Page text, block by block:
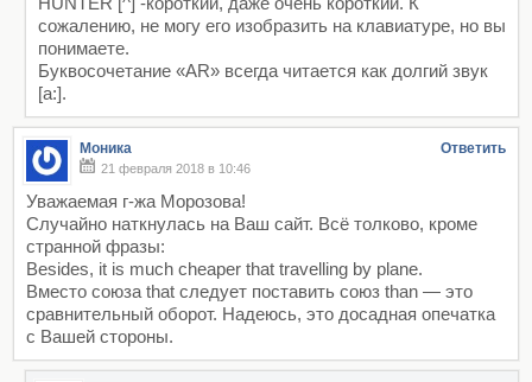
сожалению, не могу его изобразить на клавиатуре, но вы
понимаете.
Буквосочетание «AR» всегда читается как долгий звук
[a:].
Моника Ответить
21 февраля 2018 в 10:46
Уважаемая г-жа Морозова!
Случайно наткнулась на Ваш сайт. Всё толково, кроме
странной фразы:
Besides, it is much cheaper that travelling by plane.
Вместо союза that следует поставить союз than — это
сравнительный оборот. Надеюсь, это досадная опечатка
с Вашей стороны.